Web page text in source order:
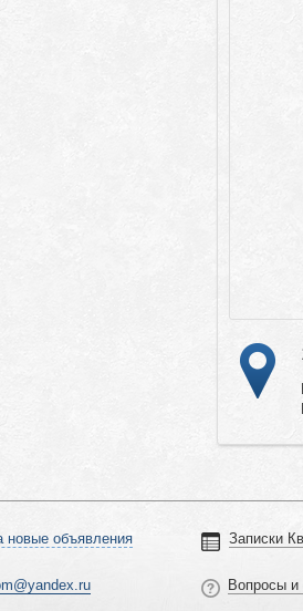
новые объявления Записки
Вопросы и